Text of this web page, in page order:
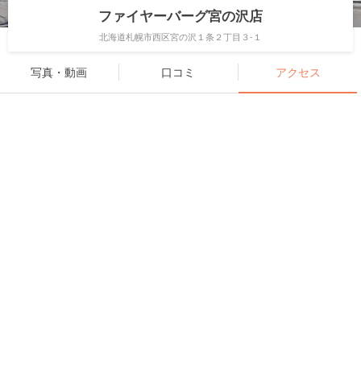
ファイヤーバーグ宮の沢店
北海道札幌市西区宮の沢１条２丁目３-１
写真・動画 口コミ アクセス